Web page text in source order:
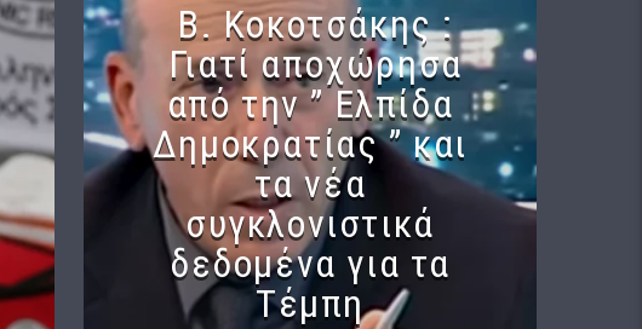
Β. Κοκοτσάκης :
Γιατί αποχώρησα
από την ” Ελπίδα
Δημοκρατίας ” και
τα νέα
συγκλονιστικά
δεδομένα για τα
Τέμπη